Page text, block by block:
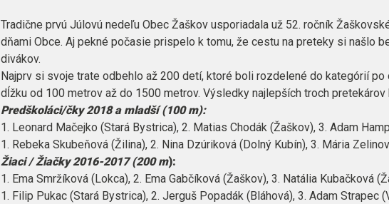
Tradične prvú Júlovú nedeľu Obec Žaškov usporiadala už 52. ročník
dňami Obce. Aj pekné počasie prispelo k tomu, že cestu na preteky si našlo
divákov.
Najprv si svoje trate odbehlo až 200 detí, ktoré boli rozdelené do kategórií
dĺžku od 100 metrov až do 1500 metrov. Výsledky najlepších troch pretekárov
Predškoláci/čky 2018 a mladší (100 m):
1. Leonard Mačejko (Stará Bystrica), 2. Matias Chodák (Žaškov), 3. Adam
1. Rebeka Skubeňová (Žilina), 2. Nina Dzúriková (Dolný Kubín), 3. Mária
Žiaci / Žiačky 2016-2017 (200 m):
1. Ema Smržíková (Lokca), 2. Ema Gabčíková (Žaškov), 3. Natália Kubačková
1. Filip Pukac (Stará Bystrica), 2. Jerguš Popadák (Bláhová), 3. Adam Strapec